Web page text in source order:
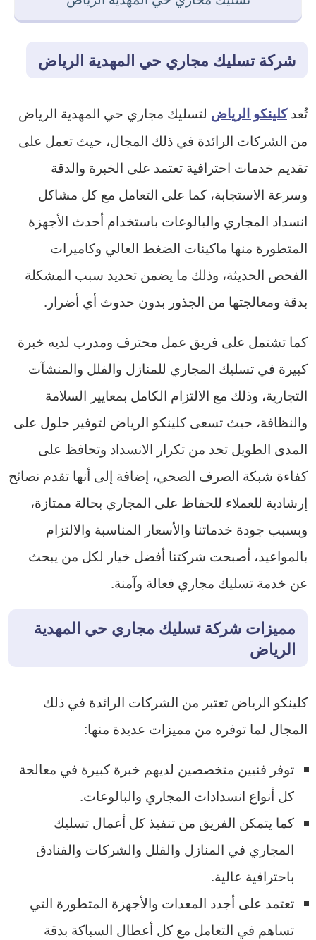
شركة تسليك مجاري حي المهدية الرياض
تُعدكلينكو الرياض لتسليك مجاري حي المهدية الرياض
من الشركات الرائدة في ذلك المجال، حيث تعمل على
تقديم خدمات احترافية تعتمد على الخبرة والدقة
وسرعة الاستجابة، كما على التعامل مع كل مشاكل
انسداد المجاري والبالوعات باستخدام أحدث الأجهزة
المتطورة منها ماكينات الضغط العالي وكاميرات
الفحص الحديثة، وذلك ما يضمن تحديد سبب المشكلة
بدقة ومعالجتها من الجذور بدون حدوث أي أضرار.
كما تشتمل على فريق عمل محترف ومدرب لديه خبرة
كبيرة في تسليك المجاري للمنازل والفلل والمنشآت
التجارية، وذلك مع الالتزام الكامل بمعايير السلامة
والنظافة، حيث تسعى كلينكو الرياض لتوفير حلول على
المدى الطويل تحد من تكرار الانسداد وتحافظ على
كفاءة شبكة الصرف الصحي، إضافة إلى أنها تقدم نصائح
إرشادية للعملاء للحفاظ على المجاري بحالة ممتازة،
وبسبب جودة خدماتنا والأسعار المناسبة والالتزام
بالمواعيد، أصبحت شركتنا أفضل خيار لكل من يبحث
عن خدمة تسليك مجاري فعالة وآمنة.
مميزات شركة تسليك مجاري حي المهدية
الرياض
كلينكو الرياض تعتبر من الشركات الرائدة في ذلك
المجال لما توفره من مميزات عديدة منها:
توفر فنيين متخصصين لديهم خبرة كبيرة في معالجة
كل أنواع انسدادات المجاري والبالوعات.
كما يتمكن الفريق من تنفيذ كل أعمال تسليك
المجاري في المنازل والفلل والشركات والفنادق
باحترافية عالية.
تعتمد على أجدد المعدات والأجهزة المتطورة التي
تساهم في التعامل مع كل أعطال السباكة بدقة